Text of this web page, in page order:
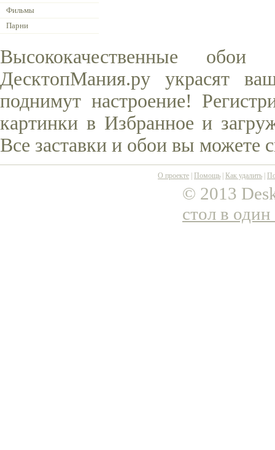
Фильмы
Парни
Высококачественные
ДесктопМания.ру украсят
поднимут настроение!
картинки в Избранное и
Все заставки и обои вы можете
О проекте Помощь Как удалить
© 2013
стол в